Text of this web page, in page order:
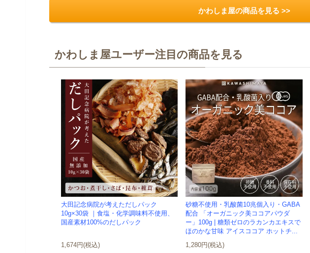
かわしま屋の商品を見る >>
かわしま屋ユーザー注目の商品を見る
大田記念病院が考えただしパック
10g×30袋 ｜食塩・化学調味料不使用、
国産素材100%のだしパック
1,674円(税込)
砂糖不使用・乳酸菌10兆個入り・GABA
配合 「オーガニック美ココアパウダ
ー」100g | 糖類ゼロのラカンカエキスで
ほのかな甘味 アイスココア ホットチ...
1,280円(税込)